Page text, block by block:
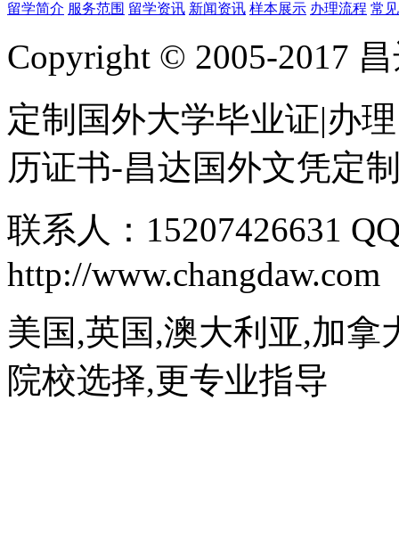
留学简介 服务范围 留学资讯 新闻资讯 样本展示 办理流程 常
Copyright © 2005-2017
定制国外大学毕业证|办
历证书-昌达国外文凭定
联系人：15207426631
http://www.changdaw.com
美国,英国,澳大利亚,加拿
院校选择,更专业指导